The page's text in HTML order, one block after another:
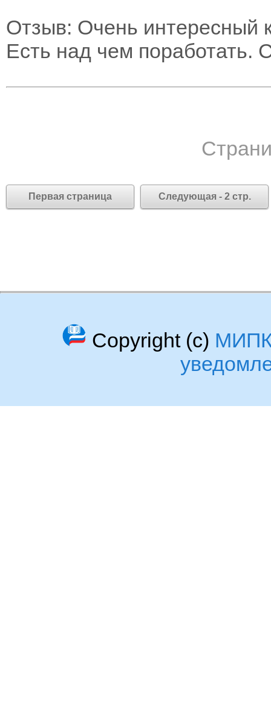
Отзыв: Очень интересный
Есть над чем поработать.
Первая страница Следующая - 2 стр.
Copyright (c)